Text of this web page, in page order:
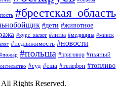
#брестская_область
#дети #животное
#курс_валют #литва #медицина #минск
#недвижимость #новости
#пожар #польша #приговор #пьяный
#суд #сша #телефон #топливо
Rights Reserved.